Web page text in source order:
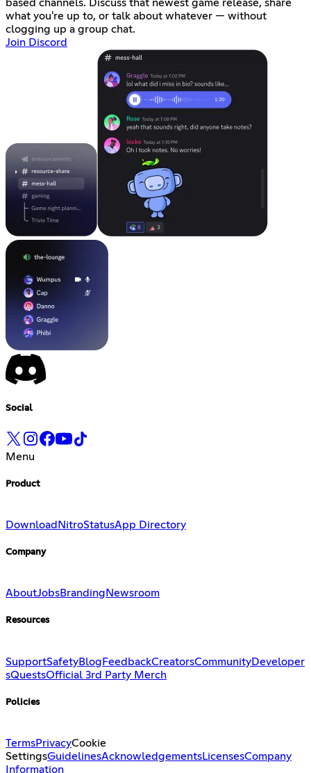
based channels. Discuss that newest game release, share
what you're up to, or talk about whatever — without
clogging up a group chat.
Join Discord
Social
Menu
Product
Download NitroStatusApp Directory
Company
AboutJobsBranding Newsroom
Resources
SupportSafetyBlog FeedbackCreatorsCommunityDeveloper
sQuestsOfficial 3rd Party Merch
Policies
TermsPrivacyCookie
SettingsGuidelinesAcknowledgementsLicensesCompany
Information